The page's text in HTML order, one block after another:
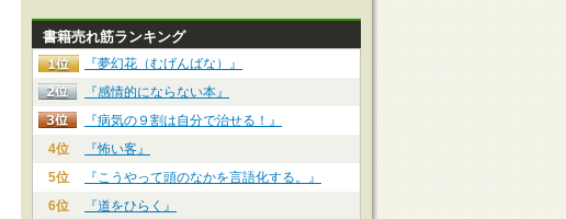
書籍売れ筋ランキング
『夢幻花（むげんばな）』
『感情的にならない本』
『病気の９割は自分で治せる！』
4位
『怖い客』
5位
『こうやって頭のなかを言語化する。』
6位
『道をひらく』